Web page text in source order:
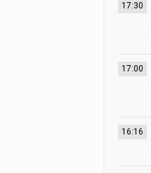
17:30
17:00
16:16